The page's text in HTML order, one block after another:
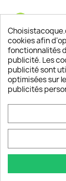
Depuis
sont satisfaits
Un
Notre
cookies afin
fonctionnalités
publicité. Les
publicité sont
optimisées sur
publicités